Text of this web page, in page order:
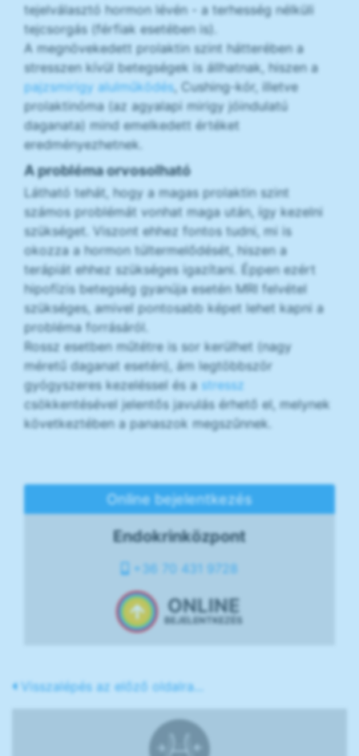
tejelválasztó hormon lévén - a terhesség nélküli
tejcsorgás (férfiak esetében is).
A megnövekedett prolaktin szint hátterében a
stresszen kívül betegségek is állhatnak, hiszen a
pajzsmirigy alulműködés, Cushing-kór, illetve
prolaktinóma (az agyalapi mirigy jóindulatú
daganata) mind emelkedett értéket
eredményezhetnek.
A probléma orvosolható
Látható tehát, hogy a magas prolaktin szint
számos problémát vonhat maga után, így kezelni
szükséget. Viszont ehhez fontos tudni, mi is
okozza a hormon túltermelődését, hiszen a
terápiát ehhez szükséges igazítani. Éppen ezért
hipofízis betegség gyanúja esetén MRI felvétel
szükséges, amivel pontosabb képet lehet kapni a
probléma forrásáról.
Rossz esetben műtétre is sor kerülhet (nagy
méretű daganat esetén), ám legtöbbször
gyógyszeres kezeléssel és a stressz
csökkentésével jelentős javulás érhető el, melynek
következtében a panaszok megszűnnek.
Online bejelentkezés
Endokrinközpont
+36 70 431 9728
ONLINE
BEJELENTKEZÉS
Visszalépés az előző oldalra...